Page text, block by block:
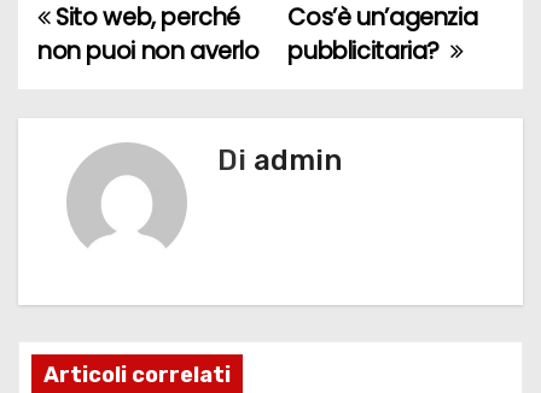
N
v
i
Cos’è un’agenzia
pubblicitaria?
Sito web, perché
non puoi non averlo
Di admin
Articoli correlati